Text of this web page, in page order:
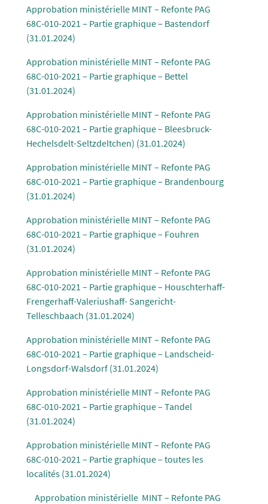
Approbation ministérielle MINT – Refonte PAG
68C-010-2021 – Partie graphique – Bastendorf
(31.01.2024)
Approbation ministérielle MINT – Refonte PAG
68C-010-2021 – Partie graphique – Bettel
(31.01.2024)
Approbation ministérielle MINT – Refonte PAG
68C-010-2021 – Partie graphique – Bleesbruck-
Hechelsdelt-Seltzdeltchen) (31.01.2024)
Approbation ministérielle MINT – Refonte PAG
68C-010-2021 – Partie graphique – Brandenbourg
(31.01.2024)
Approbation ministérielle MINT – Refonte PAG
68C-010-2021 – Partie graphique – Fouhren
(31.01.2024)
Approbation ministérielle MINT – Refonte PAG
68C-010-2021 – Partie graphique – Houschterhaff-
Frengerhaff-Valeriushaff- Sangericht-
Telleschbaach (31.01.2024)
Approbation ministérielle MINT – Refonte PAG
68C-010-2021 – Partie graphique – Landscheid-
Longsdorf-Walsdorf (31.01.2024)
Approbation ministérielle MINT – Refonte PAG
68C-010-2021 – Partie graphique – Tandel
(31.01.2024)
Approbation ministérielle MINT – Refonte PAG
68C-010-2021 – Partie graphique – toutes les
localités (31.01.2024)
Approbation ministérielle MINT – Refonte PAG